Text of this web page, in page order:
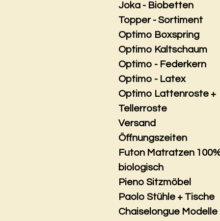
Joka - Biobetten
Topper - Sortiment
Optimo Boxspring
Optimo Kaltschaum
Optimo - Federkern
Optimo - Latex
Optimo Lattenroste +
Tellerroste
Versand
Öffnungszeiten
Futon Matratzen
biologisch
Pieno Sitzmöbel
Paolo Stühle + Tische
Chaiselongue Modelle